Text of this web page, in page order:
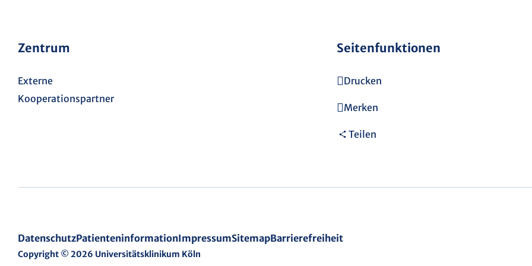
Zentrum
Externe
Kooperationspartner
Seitenfunktionen
Drucken
Merken
Teilen
DatenschutzPatienteninformationImpressumSitemapBarrierefreiheit
Copyright © 2026 Universitätsklinikum Köln